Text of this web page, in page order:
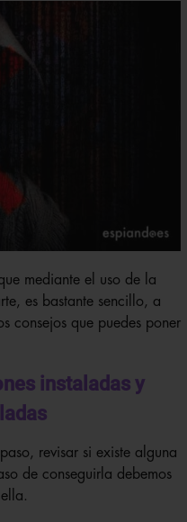
mediante el uso de la
es bastante sencillo, a
consejos que puedes poner
instaladas y
revisar si existe alguna
de conseguirla debemos